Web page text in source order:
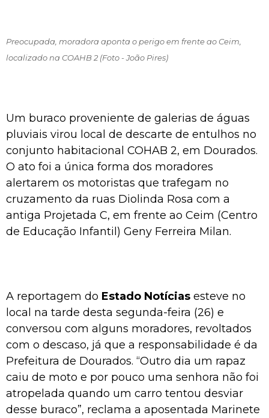
Preocupada, moradora aponta o perigo em frente ao Ceim,
localizado na COAHB 2 (Foto - João Pires)
Um buraco proveniente de galerias de águas
pluviais virou local de descarte de entulhos no
conjunto habitacional COHAB 2, em Dourados.
O ato foi a única forma dos moradores
alertarem os motoristas que trafegam no
cruzamento da ruas Diolinda Rosa com a
antiga Projetada C, em frente ao Ceim (Centro
de Educação Infantil) Geny Ferreira Milan.
A reportagem do Estado Notícias esteve no
local na tarde desta segunda-feira (26) e
conversou com alguns moradores, revoltados
com o descaso, já que a responsabilidade é da
Prefeitura de Dourados. “Outro dia um rapaz
caiu de moto e por pouco uma senhora não foi
atropelada quando um carro tentou desviar
desse buraco”, reclama a aposentada Marinete